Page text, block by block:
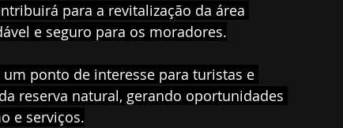
para a revitalização da área
e seguro para os moradores.
ponto de interesse para turistas e
reserva natural, gerando oportunidades
e serviços.